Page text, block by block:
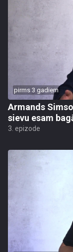
pirms 3 gadiem
Armands
sievu esam
3. epizode